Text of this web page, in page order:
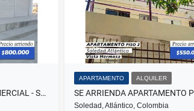
SE ARRIENDA LOCAL COMERCIAL - SOLEDAD 2000 - SOLEDAD
APARTAMENTO ALQUILER
Soledad, Atlántico, Colombia